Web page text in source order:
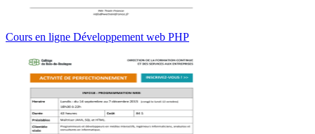
Cours en ligne Développement web PHP